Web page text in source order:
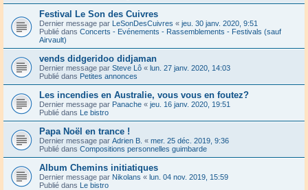
Festival Le Son des Cuivres
Dernier message par LeSonDesCuivres « jeu. 30 janv. 2020, 9:51
Publié dans Concerts - Evénements - Rassemblements - Festivals (sauf
Airvault)
vends didgeridoo didjaman
Dernier message par Steve Lô « lun. 27 janv. 2020, 14:03
Publié dans Petites annonces
Les incendies en Australie, vous vous en foutez?
Dernier message par Panache « jeu. 16 janv. 2020, 19:51
Publié dans Le bistro
Papa Noël en trance !
Dernier message par Adrien B. « mer. 25 déc. 2019, 9:36
Publié dans Compositions personnelles guimbarde
Album Chemins initiatiques
Dernier message par Nikolans « lun. 04 nov. 2019, 15:59
Publié dans Le bistro